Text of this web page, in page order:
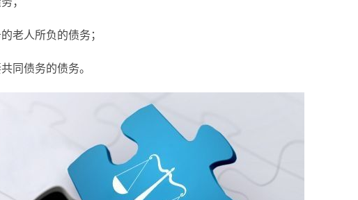
老人所负的债务；
同债务的债务。